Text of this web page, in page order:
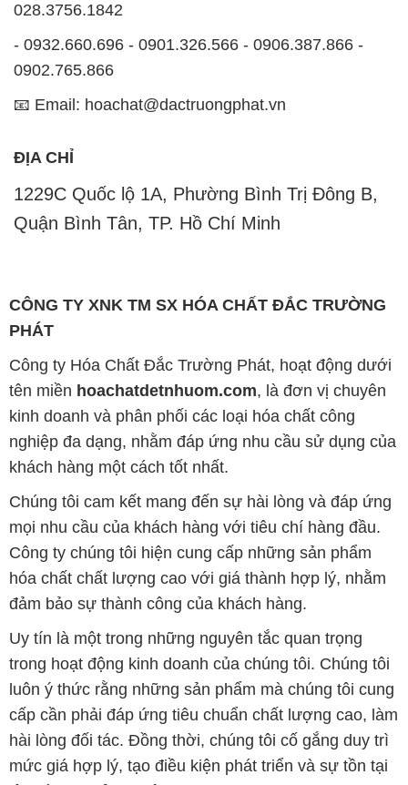
028.3756.1842
- 0932.660.696 - 0901.326.566 - 0906.387.866 -
0902.765.866
📧 Email: hoachat@dactruongphat.vn
ĐỊA CHỈ
1229C Quốc lộ 1A, Phường Bình Trị Đông B,
Quận Bình Tân, TP. Hồ Chí Minh
CÔNG TY XNK TM SX HÓA CHẤT ĐẮC TRƯỜNG
PHÁT
Công ty Hóa Chất Đắc Trường Phát, hoạt động dưới
tên miền hoachatdetnhuom.com, là đơn vị chuyên
kinh doanh và phân phối các loại hóa chất công
nghiệp đa dạng, nhằm đáp ứng nhu cầu sử dụng của
khách hàng một cách tốt nhất.
Chúng tôi cam kết mang đến sự hài lòng và đáp ứng
mọi nhu cầu của khách hàng với tiêu chí hàng đầu.
Công ty chúng tôi hiện cung cấp những sản phẩm
hóa chất chất lượng cao với giá thành hợp lý, nhằm
đảm bảo sự thành công của khách hàng.
Uy tín là một trong những nguyên tắc quan trọng
trong hoạt động kinh doanh của chúng tôi. Chúng tôi
luôn ý thức rằng những sản phẩm mà chúng tôi cung
cấp cần phải đáp ứng tiêu chuẩn chất lượng cao, làm
hài lòng đối tác. Đồng thời, chúng tôi cố gắng duy trì
mức giá hợp lý, tạo điều kiện phát triển và sự tồn tại